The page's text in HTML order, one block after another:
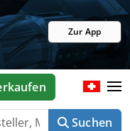
Zur App
Suchen